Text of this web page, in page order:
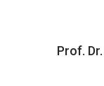
Prof.